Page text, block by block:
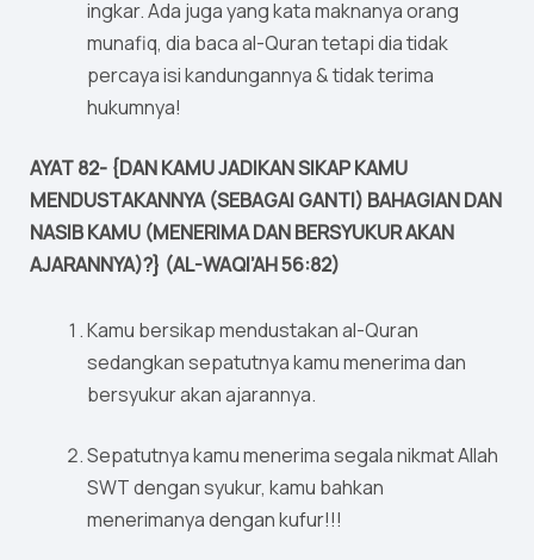
ingkar. Ada juga yang kata maknanya orang
munafiq, dia baca al-Quran tetapi dia tidak
percaya isi kandungannya & tidak terima
hukumnya!
AYAT 82- {DAN KAMU JADIKAN SIKAP KAMU
MENDUSTAKANNYA (SEBAGAI GANTI) BAHAGIAN DAN
NASIB KAMU (MENERIMA DAN BERSYUKUR AKAN
AJARANNYA)?} (AL-WAQI’AH 56:82)
Kamu bersikap mendustakan al-Quran
sedangkan sepatutnya kamu menerima dan
bersyukur akan ajarannya.
Sepatutnya kamu menerima segala nikmat Allah
SWT dengan syukur, kamu bahkan
menerimanya dengan kufur!!!